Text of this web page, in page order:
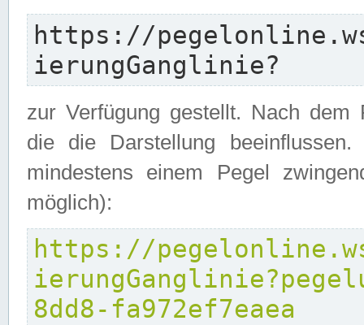
https://
ierungGanglinie?
zur Verfügung gestellt. Nach dem
die die Darstellung
mindestens einem Pegel
möglich):
https://
8dd8-fa972ef7eaea